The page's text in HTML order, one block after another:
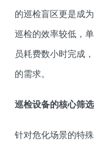
的巡检盲区更是成
巡检的效率较低，
员耗费数小时完成
的需求。
巡检设备的核心筛
针对危化场景的特